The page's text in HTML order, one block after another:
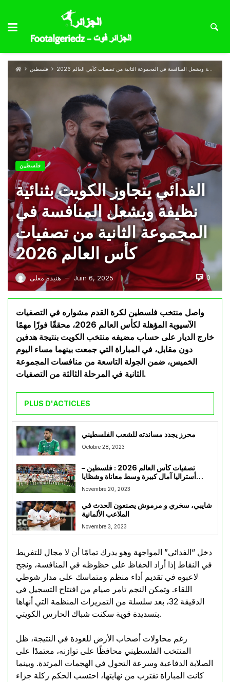
فلسطين الفدائي يتجاوز الكويت بثنائية نظيفة ويشعل المنافسة في المجموعة الثانية من تصفيات كأس العالم 2026
فلسطين
الفدائي يتجاوز الكويت بثنائية
نظيفة ويشعل المنافسة في
المجموعة الثانية من تصفيات
كأس العالم 2026
هنيدة معلى — Juin 6, 2025 0
واصل منتخب فلسطين لكرة القدم مشواره في التصفيات
الآسيوية المؤهلة لكأس العالم 2026، محققًا فوزًا مهمًا
خارج الديار على حساب مضيفه منتخب الكويت بنتيجة هدفين
دون مقابل، في المباراة التي جمعت بينهما مساء اليوم
الخميس، ضمن الجولة التاسعة من منافسات المجموعة
الثانية في المرحلة الثالثة من التصفيات.
PLUS D'ACTICLES
محرز يجدد مساندته للشعب الفلسطيني
Octobre 28, 2023
تصفيات كأس العالم 2026 : فلسطين –
أستراليا آمال كبيرة وسط معاناة وشظايا
الحرب
Novembre 20, 2023
شايبي، سخري و مرموش يصنعون الحدث في
الملاعب الألمانية
Novembre 3, 2023
دخل “الفدائي” المواجهة وهو يدرك تمامًا أن لا مجال للتفريط
في النقاط إذا أراد الحفاظ على حظوظه في المنافسة، ونجح
لاعبوه في تقديم أداء منظم ومتماسك على مدار شوطي
اللقاء. وتمكن النجم تامر صيام من افتتاح التسجيل في
الدقيقة 32، بعد سلسلة من التمريرات المنظمة التي أنهاها
بتسديدة قوية سكنت شباك الحارس الكويتي.
رغم محاولات أصحاب الأرض للعودة في النتيجة، ظل
المنتخب الفلسطيني محافظًا على توازنه، معتمدًا على
الصلابة الدفاعية وسرعة التحول في الهجمات المرتدة. وبينما
كانت المباراة تقترب من نهايتها، احتسب الحكم ركلة جزاء